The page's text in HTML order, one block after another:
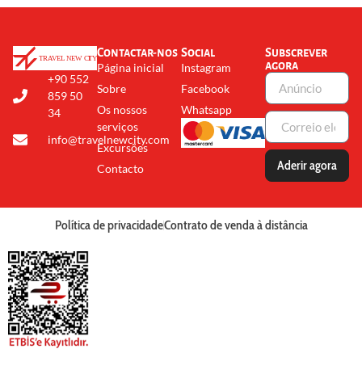
+90 552
859 50
34
info@travelnewcity.com
Contactar-nos
Página inicial
Sobre
Os nossos
serviços
Excursões
Contacto
Social
Instagram
Facebook
Whatsapp
Subscrever
agora
Aderir agora
Política de privacidadeContrato de venda à distância